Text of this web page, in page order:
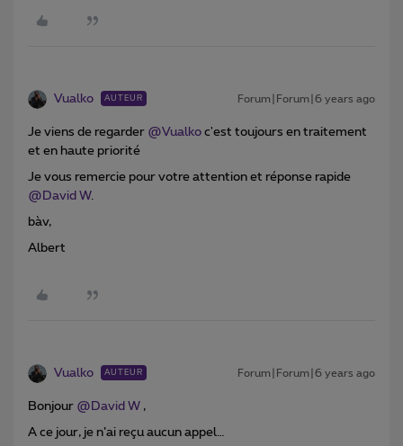
Vualko AUTEUR Forum|Forum|6 years ago
Je viens de regarder @Vualko c'est toujours en traitement
et en haute priorité
Je vous remercie pour votre attention et réponse rapide
@David W.
bàv,
Albert
Vualko AUTEUR Forum|Forum|6 years ago
Bonjour @David W ,
A ce jour, je n’ai reçu aucun appel…